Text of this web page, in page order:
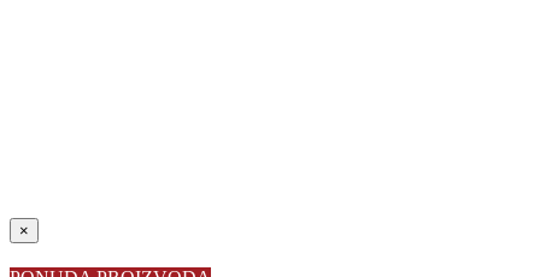
Close
product
quick
×